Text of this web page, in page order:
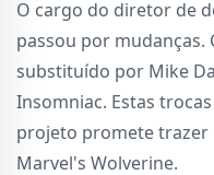
O cargo do diretor de
passou por mudanças.
substituído por Mike
Insomniac. Estas
projeto promete trazer
Marvel's Wolverine.